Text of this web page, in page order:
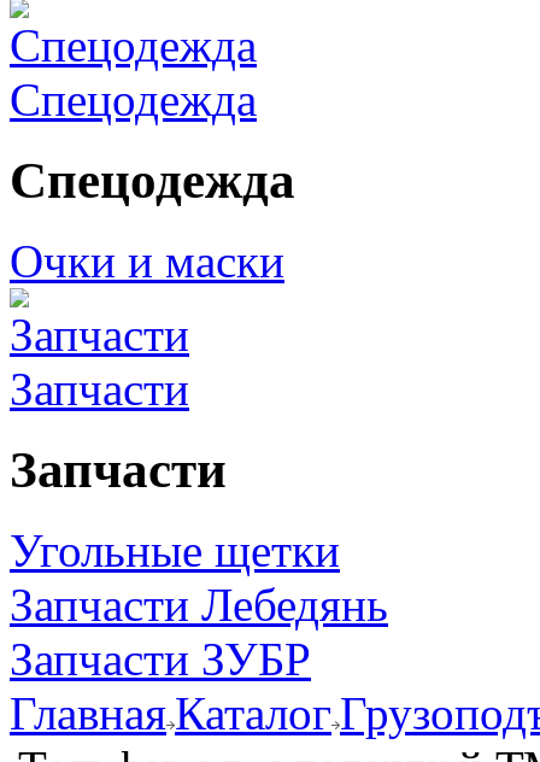
Спецодежда
Спецодежда
Очки и маски
Запчасти
Запчасти
Угольные щетки
Запчасти Лебедянь
Запчасти ЗУБР
ГлавнаяКаталог